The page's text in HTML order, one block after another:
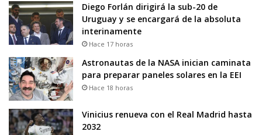
Diego Forlán dirigirá la sub-20 de
Uruguay y se encargará de la absoluta
interinamente
Hace 17 horas
Astronautas de la NASA inician caminata
para preparar paneles solares en la EEI
Hace 18 horas
Vinicius renueva con el Real Madrid hasta
2032